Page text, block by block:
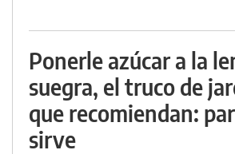
Ponerle azúcar a la
suegra, el truco de
que recomiendan:
sirve